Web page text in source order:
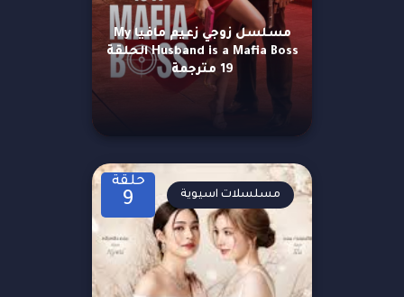
مسلسل زوجي زعيم مافيا My
Husband is a Mafia Boss الحلقة
19 مترجمة
حلقة
9 مسلسلات اسيوية